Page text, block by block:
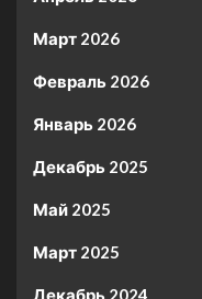
Март 2026
Февраль 2026
Январь 2026
Декабрь 2025
Май 2025
Март 2025
Декабрь 2024